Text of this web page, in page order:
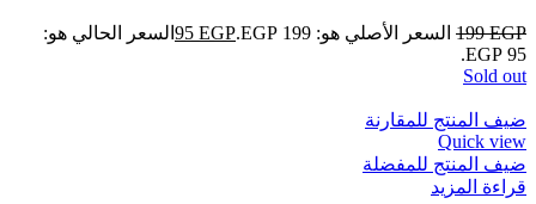
199EGP السعر الأصلي هو: 199 EGP. 95 EGP
السعر الحالي هو:
95 EGP.
Sold out
ضيف المنتج للمقارنة
Quick view
ضيف المنتج للمفضلة
قراءة المزيد